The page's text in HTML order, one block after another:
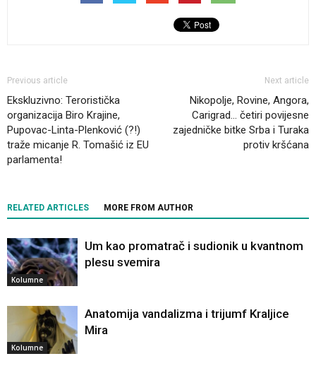
Previous article
Ekskluzivno: Teroristička
organizacija Biro Krajine,
Pupovac-Linta-Plenković (?!)
traže micanje R. Tomašić iz EU
parlamenta!
Next article
Nikopolje, Rovine, Angora,
Carigrad… četiri povijesne
zajedničke bitke Srba i Turaka
protiv kršćana
RELATED ARTICLES MORE FROM AUTHOR
Kolumne
Um kao promatrač i sudionik u kvantnom
plesu svemira
Kolumne
Anatomija vandalizma i trijumf Kraljice
Mira